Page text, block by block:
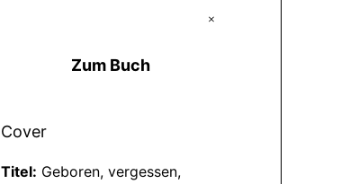
+
Zum Buch
Cover
Titel: Geboren, vergessen,